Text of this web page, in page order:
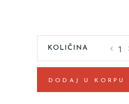
-
TEORIJA
DODAJ U KORPU